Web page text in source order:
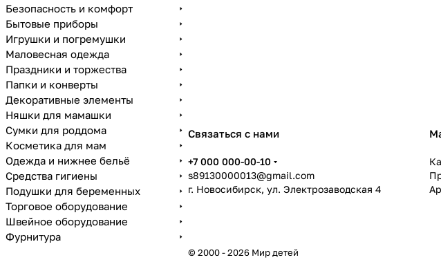
Связаться с нами
+7 000 000-00-10
s89130000013@gmail.com
г. Новосибирск, ул. Электрозаводская 4
© 2000 - 2026 Мир детей
Безопасность и комфорт
Бытовые приборы
Игрушки и погремушки
Маловесная одежда
Праздники и торжества
Папки и конверты
Декоративные элементы
Няшки для мамашки
Сумки для роддома
Косметика для мам
Одежда и нижнее бельё
Средства гигиены
Подушки для беременных
Торговое оборудование
Швейное оборудование
Фурнитура